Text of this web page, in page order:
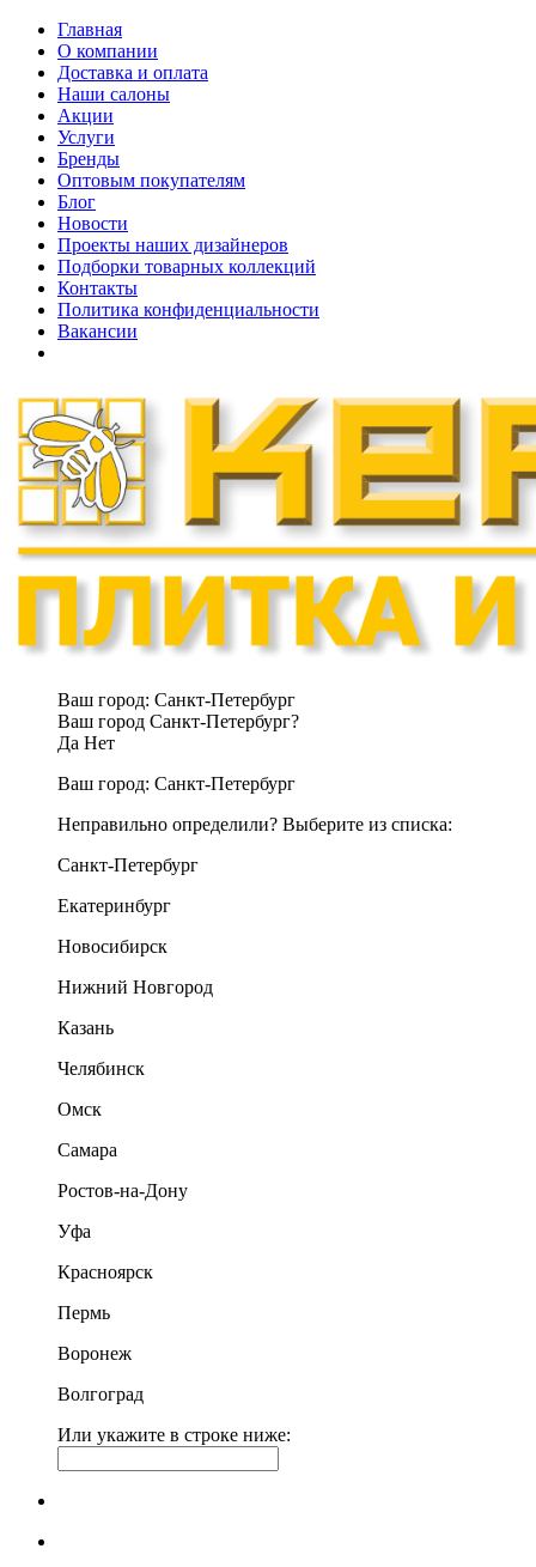
Главная
О компании
Доставка и оплата
Наши cалоны
Акции
Услуги
Бренды
Оптовым покупателям
Блог
Новости
Проекты наших дизайнеров
Подборки товарных коллекций
Контакты
Политика конфиденциальности
Вакансии
Ваш город: Санкт-Петербург
Ваш город Санкт-Петербург?
Да Нет
Ваш город: Санкт-Петербург
Неправильно определили? Выберите из списка:
Санкт-Петербург
Екатеринбург
Новосибирск
Нижний Новгород
Казань
Челябинск
Омск
Самара
Ростов-на-Дону
Уфа
Красноярск
Пермь
Воронеж
Волгоград
Или укажите в строке ниже: